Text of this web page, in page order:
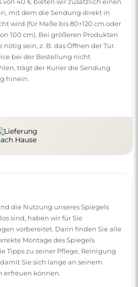
die Nutzung unseres Spiegels
sind, haben wir für Sie
vorbereitet. Darin finden Sie alle
Montage des Spiegels
Tipps zu seiner Pflege, Reinigung
Sie sich lange an seinem
erfreuen können.
und bleiben Sie auf
Neuheiten, Inspirationen und
entdecken Sie
Sie Ideen für schöne Interieurs.
Community und sehen Sie, was